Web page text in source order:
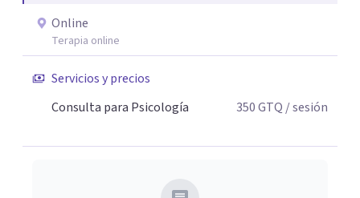
Online
Terapia online
Servicios y precios
Consulta para Psicología
350GTQ / sesión